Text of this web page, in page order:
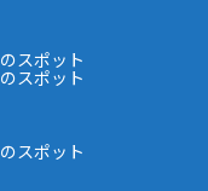
スポット
スポット
スポット